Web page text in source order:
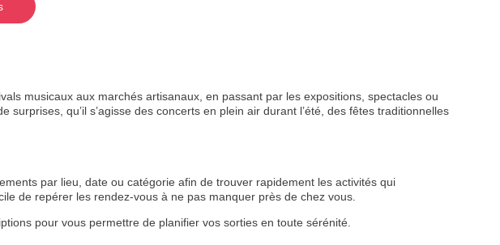
musicaux aux marchés artisanaux, en passant par les expositions, spectacles ou
qu’il s’agisse des concerts en plein air durant l’été, des fêtes traditionnelles
par lieu, date ou catégorie afin de trouver rapidement les activités qui
de repérer les rendez-vous à ne pas manquer près de chez vous.
pour vous permettre de planifier vos sorties en toute sérénité.